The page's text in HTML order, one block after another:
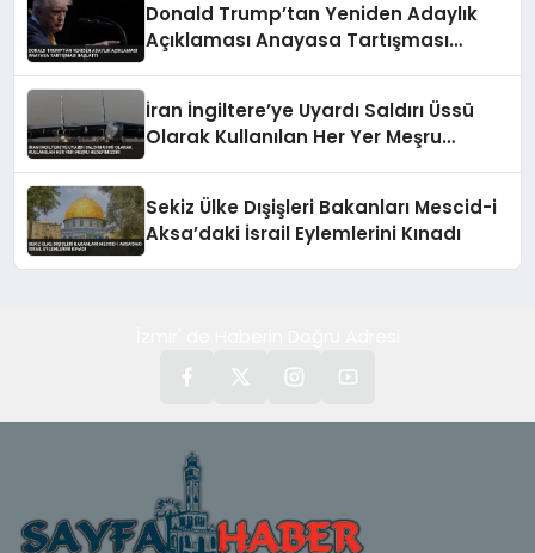
Donald Trump’tan Yeniden Adaylık
Açıklaması Anayasa Tartışması
İran İngiltere’ye Uyardı Saldırı Üssü
Olarak Kullanılan Her Yer Meşru
Sekiz Ülke Dışişleri Bakanları Mescid-i
Aksa’daki İsrail Eylemlerini Kınadı